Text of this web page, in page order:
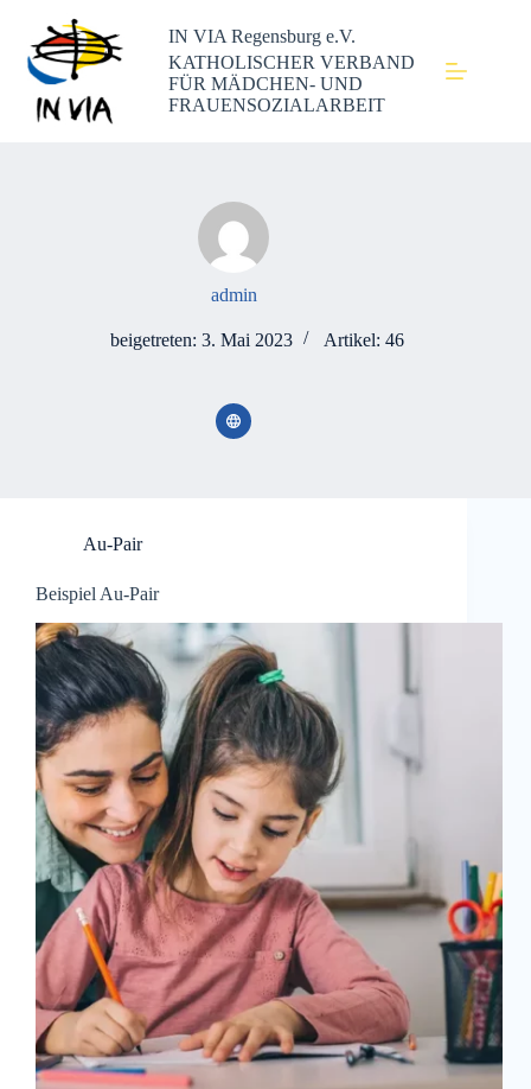
IN VIA Regensburg e.V.
KATHOLISCHER VERBAND
FÜR MÄDCHEN- UND
FRAUENSOZIALARBEIT
admin
beigetreten: 3. Mai 2023 Artikel: 46
Au-Pair
Beispiel Au-Pair